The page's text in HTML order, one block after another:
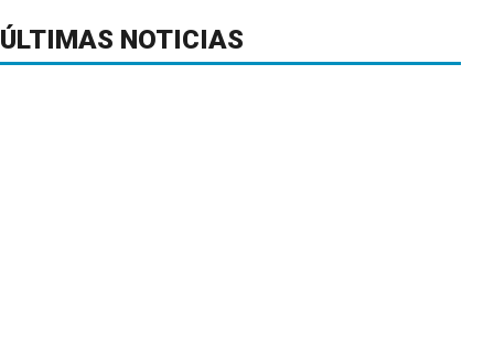
ÚLTIMAS NOTICIAS